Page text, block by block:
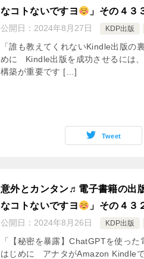
なコトないですヨ
」その４３
公開日： 2024年8月27日 KDP出版
「誰も教えてくれないKindle出版
めに Kindle出版を成功させるには
構築が重要です […]
Tweet
意外とカンタン♬電子書籍の出
なコトないですヨ
」その４３
公開日： 2024年8月26日 KDP出版
「【秘密を暴露】ChatGPTを使っ
はじめに アナタがAmazon Kindle